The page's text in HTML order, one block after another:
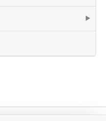
▶